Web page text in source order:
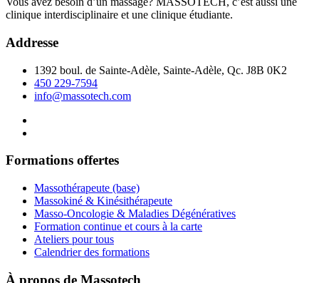
clinique interdisciplinaire et une clinique étudiante.
Addresse
1392 boul. de Sainte-Adèle, Sainte-Adèle, Qc. J8B 0K2
450 229-7594
info@massotech.com
Formations offertes
Massothérapeute (base)
Massokiné & Kinésithérapeute
Masso-Oncologie & Maladies Dégénératives
Formation continue et cours à la carte
Ateliers pour tous
Calendrier des formations
À propos de Massotech